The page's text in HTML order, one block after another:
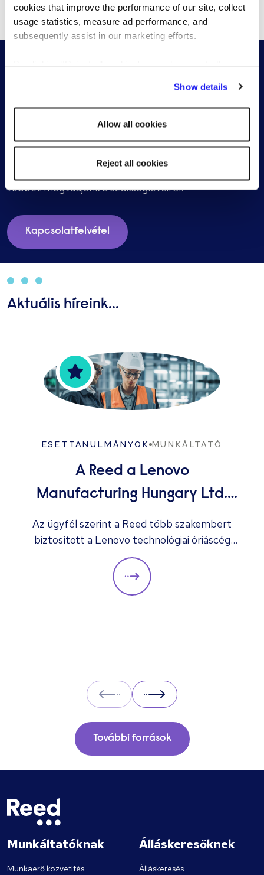
cookies that improve the performance of our site, collect
usage statistics, measure ad performance, and
subsequently assist in our marketing efforts.
Show details
Allow all cookies
Reject all cookies
Lépjen kapcsolatba valamelyik RPO
specialistánkkal
Küldje el röviden az igényeit, és mi felkeressük, hogy
többet megtudjunk a szükségleteiről.
Kapcsolatfelvétel
Aktuális híreink...
ESETTANULMÁNYOK MUNKÁLTATÓ
A Reed a Lenovo
Manufacturing Hungary Ltd.
több megüresedett állását
betölti
Az ügyfél szerint a Reed több szakembert
biztosított a Lenovo technológiai óriáscég
számára, akik „mind segítenek a céget a
következő szintre emelni.
Prev Next
További források
Munkáltatóknak
Munkaerő közvetítés
Álláskeresőknek
Álláskeresés